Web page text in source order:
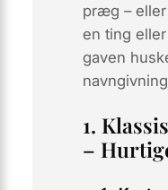
præg –
en ting
gaven
1.
–